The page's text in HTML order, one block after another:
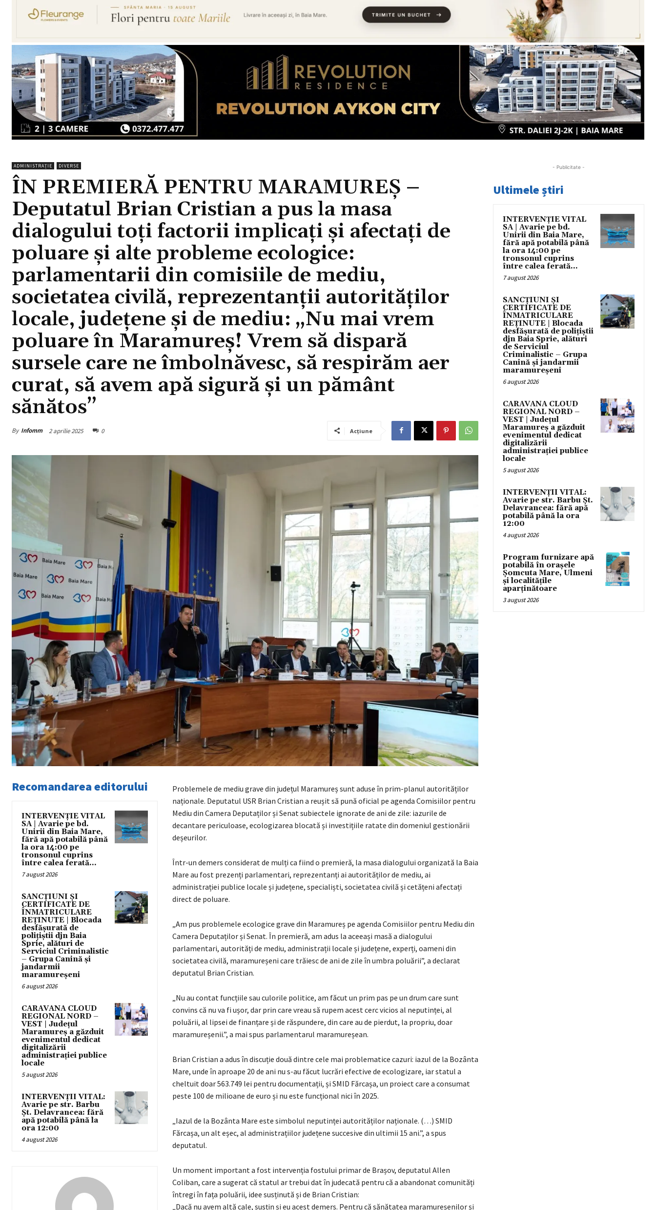
ADMINISTRAȚIE DIVERSE
ÎN PREMIERĂ PENTRU MARAMUREȘ –
Deputatul Brian Cristian a pus la masa
dialogului toți factorii implicați și afectați de
poluare și alte probleme ecologice:
parlamentarii din comisiile de mediu,
societatea civilă, reprezentanții autorităților
locale, județene și de mediu: „Nu mai vrem
poluare în Maramureș! Vrem să dispară
sursele care ne îmbolnăvesc, să respirăm aer
curat, să avem apă sigură și un pământ
sănătos”
By Infomm 2 aprilie 2025 0 Acțiune
Recomandarea editorului
INTERVENȚIE VITAL
SA | Avarie pe bd.
Unirii din Baia Mare,
fără apă potabilă până
la ora 14:00 pe
tronsonul cuprins
între calea ferată...
7 august 2026
SANCȚIUNI ȘI
CERTIFICATE DE
ÎNMATRICULARE
REȚINUTE | Blocada
desfășurată de
polițiștii djn Baia
Sprie, alături de
Serviciul Criminalistic
– Grupa Canină și
jandarmii
maramureșeni
6 august 2026
CARAVANA CLOUD
REGIONAL NORD –
VEST | Județul
Maramureș a găzduit
evenimentul dedicat
digitalizării
administrației publice
locale
5 august 2026
INTERVENȚII VITAL:
Avarie pe str. Barbu
Șt. Delavrancea: fără
apă potabilă până la
ora 12:00
4 august 2026
Problemele de mediu grave din județul Maramureș sunt aduse în prim-planul autorităților
naționale. Deputatul USR Brian Cristian a reușit să pună oficial pe agenda Comisiilor pentru
Mediu din Camera Deputaților și Senat subiectele ignorate de ani de zile: iazurile de
decantare periculoase, ecologizarea blocată și investițiile ratate din domeniul gestionării
deșeurilor.
Într-un demers considerat de mulți ca fiind o premieră, la masa dialogului organizată la Baia
Mare au fost prezenți parlamentari, reprezentanți ai autorităților de mediu, ai
administrației publice locale și județene, specialiști, societatea civilă și cetățeni afectați
direct de poluare.
„Am pus problemele ecologice grave din Maramureș pe agenda Comisiilor pentru Mediu din
Camera Deputaților și Senat. În premieră, am adus la aceeași masă a dialogului
parlamentari, autorități de mediu, administrații locale și județene, experți, oameni din
societatea civilă, maramureșeni care trăiesc de ani de zile în umbra poluării”, a declarat
deputatul Brian Cristian.
„Nu au contat funcțiile sau culorile politice, am făcut un prim pas pe un drum care sunt
convins că nu va fi ușor, dar prin care vreau să rupem acest cerc vicios al neputinței, al
poluării, al lipsei de finanțare și de răspundere, din care au de pierdut, la propriu, doar
maramureșenii.”, a mai spus parlamentarul maramureșean.
Brian Cristian a adus în discuție două dintre cele mai problematice cazuri: iazul de la Bozânta
Mare, unde în aproape 20 de ani nu s-au făcut lucrări efective de ecologizare, iar statul a
cheltuit doar 563.749 lei pentru documentații, și SMID Fărcașa, un proiect care a consumat
peste 100 de milioane de euro și nu este funcțional nici în 2025.
„Iazul de la Bozânta Mare este simbolul neputinței autorităților naționale. (…) SMID
Fărcașa, un alt eșec, al administrațiilor județene succesive din ultimii 15 ani.”, a spus
deputatul.
Un moment important a fost intervenția fostului primar de Brașov, deputatul Allen
Coliban, care a sugerat că statul ar trebui dat în judecată pentru că a abandonat comunități
întregi în fața poluării, idee susținută și de Brian Cristian:
„Dacă nu avem altă cale, susțin și eu acest demers. Pentru că sănătatea maramureșenilor și
- Publicitate -
Ultimele știri
INTERVENȚIE VITAL
SA | Avarie pe bd.
Unirii din Baia Mare,
fără apă potabilă până
la ora 14:00 pe
tronsonul cuprins
între calea ferată...
7 august 2026
SANCȚIUNI ȘI
CERTIFICATE DE
ÎNMATRICULARE
REȚINUTE | Blocada
desfășurată de polițiștii
djn Baia Sprie, alături
de Serviciul
Criminalistic – Grupa
Canină și jandarmii
maramureșeni
6 august 2026
CARAVANA CLOUD
REGIONAL NORD –
VEST | Județul
Maramureș a găzduit
evenimentul dedicat
digitalizării
administrației publice
locale
5 august 2026
INTERVENȚII VITAL:
Avarie pe str. Barbu Șt.
Delavrancea: fără apă
potabilă până la ora
12:00
4 august 2026
Program furnizare apă
potabilă în orașele
Șomcuta Mare, Ulmeni
și localitățile
aparținătoare
3 august 2026